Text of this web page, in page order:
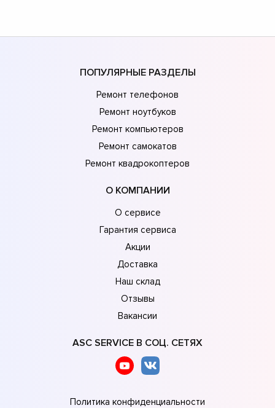
ПОПУЛЯРНЫЕ РАЗДЕЛЫ
Ремонт телефонов
Ремонт ноутбуков
Ремонт компьютеров
Ремонт самокатов
Ремонт квадрокоптеров
О КОМПАНИИ
О сервисе
Гарантия сервиса
Акции
Доставка
Наш склад
Отзывы
Вакансии
ASC SERVICE В СОЦ. СЕТЯХ
Политика конфиденциальности